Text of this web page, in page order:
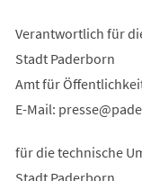
Verantwortlich für
Stadt Paderborn
Amt für
E-Mail: presse
für die technische
Stadt Paderborn